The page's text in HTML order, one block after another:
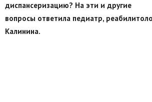
диспансеризацию? На эти и другие
вопросы ответила педиатр,
Калинина.